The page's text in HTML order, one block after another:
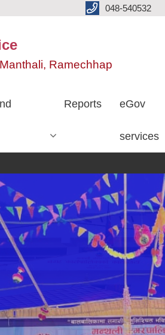
048-540532
Ramechhap
Reports eGov
services